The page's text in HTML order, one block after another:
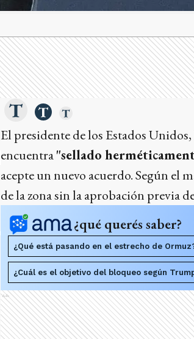
El presidente de los Estados Unidos,
encuentra"sellado
acepte un nuevo acuerdo. Según
de la zona sin la aprobación previa
¿qué querés saber?
¿Qué está pasando en el estrecho de
¿Cuál es el objetivo del bloqueo según
Ads